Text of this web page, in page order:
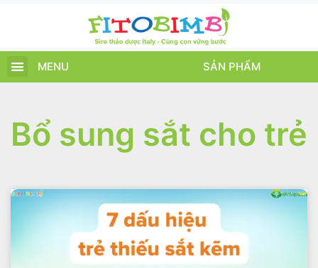
MENU SẢN PHẨM
Bổ sung sắt cho trẻ